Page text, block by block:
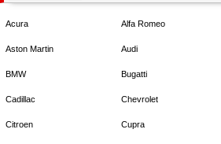
Acura Alfa Romeo
Aston Martin Audi
BMW Bugatti
Cadillac Chevrolet
Citroen Cupra